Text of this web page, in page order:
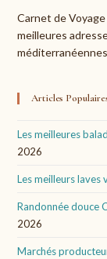
Carnet de
meilleures
Articles
Les meilleures
2026
Les meilleurs
Randonnée douce
2026
Marchés